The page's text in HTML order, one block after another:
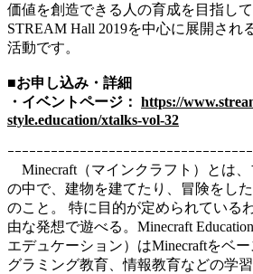
価値を創造できる人の育成を目指し
STREAM Hall 2019を中心に展開され
活動です。
■お申し込み・詳細
・イベントページ： https://
style.education/xtalks-vol-32
ｰｰｰｰｰｰｰｰｰｰｰｰｰｰｰｰｰｰｰｰｰｰｰｰｰｰｰｰｰｰｰｰｰ
Minecraft（マインクラフト）とは
の中で、建物を建てたり、冒険をし
のこと。 特に目的が定められている
由な発想で遊べる。Minecraft
エデュケーション）はMinecraftをベ
グラミング教育、情報教育などの学